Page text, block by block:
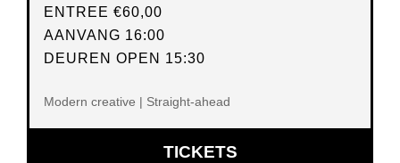
ENTREE €60,00
AANVANG 16:00
DEUREN OPEN 15:30
Modern creative | Straight-ahead
TICKETSOPENT